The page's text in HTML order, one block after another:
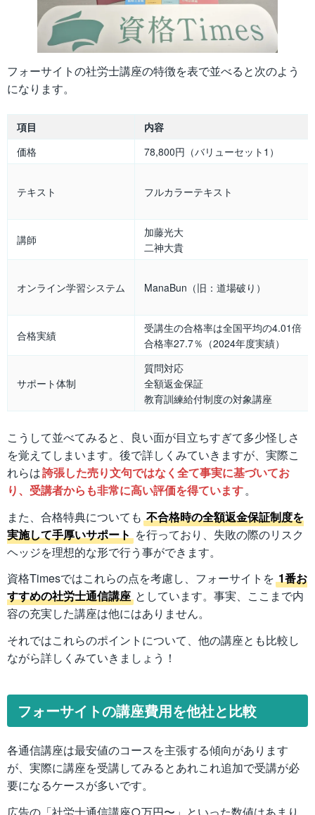
フォーサイトの社労士講座の特徴を表で並べると次のよう
になります。
項目
内容
価格
78,800円（バリューセット1）
テキスト フルカラーテキスト
講師
加藤光大
二神大貴
オンライン学習システム ManaBun（旧：道場破り）
合格実績
受講生の合格率は全国平均の4.01倍
合格率27.7％（2024年度実績）
サポート体制
質問対応
全額返金保証
教育訓練給付制度の対象講座
こうして並べてみると、良い面が目立ちすぎて多少怪しさ
を覚えてしまいます。後で詳しくみていきますが、実際こ
れらは誇張した売り文句ではなく全て事実に基づいてお
り、受講者からも非常に高い評価を得ています。
また、合格特典についても 不合格時の全額返金保証制度を
実施して手厚いサポート を行っており、失敗の際のリスク
ヘッジを理想的な形で行う事ができます。
資格Timesではこれらの点を考慮し、フォーサイトを 1番お
すすめの社労士通信講座 としています。事実、ここまで内
容の充実した講座は他にはありません。
それではこれらのポイントについて、他の講座とも比較し
ながら詳しくみていきましょう！
フォーサイトの講座費用を他社と比較
各通信講座は最安値のコースを主張する傾向があります
が、実際に講座を受講してみるとあれこれ追加で受講が必
要になるケースが多いです。